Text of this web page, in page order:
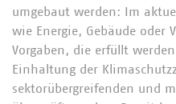
umgebaut werden: Im
wie Energie, Gebäude oder
Vorgaben, die erfüllt
Einhaltung der
sektorübergreifenden und